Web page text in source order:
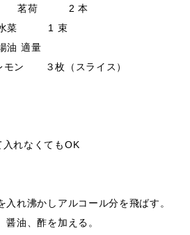
茗荷 2 本
菜 1 束
適量
３枚（スライス）
入れなくてもOK
れ沸かしアルコール分を飛ばす。
油、酢を加える。